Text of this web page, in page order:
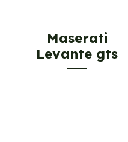
Maserati
Levante gts